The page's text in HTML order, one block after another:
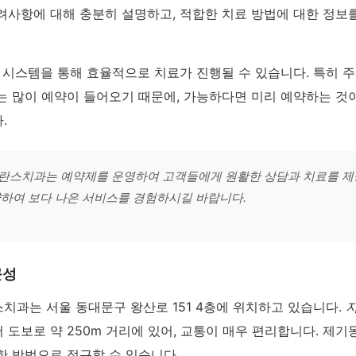
사항에 대해 충분히 설명하고, 적합한 치료 방법에 대한 정보
스템을 통해 효율적으로 치료가 진행될 수 있습니다. 특히
많이 예약이 들어오기 때문에, 가능하다면 미리 예약하는 것
.
스치과는 예약제를 운영하여 고객들에게 원활한 상담과 치료를
여 보다 나은 서비스를 경험하시길 바랍니다.
과는 서울 동대문구 왕산로 151 4층에 위치하고 있습니다.
도보로 약 250m 거리에 있어, 교통이 매우 편리합니다. 제기